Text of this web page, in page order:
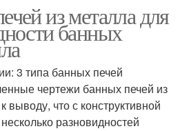
из металла для
банных
3 типа банных печей
чертежи банных печей из
выводу, что с конструктивной
разновидностей